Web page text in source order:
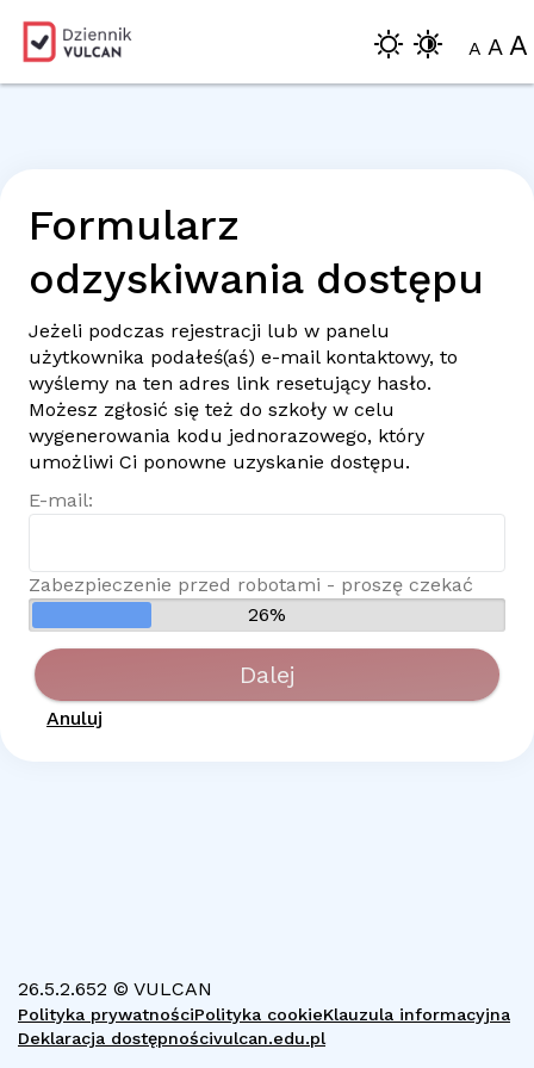
A A A
Formularz
odzyskiwania dostępu
Jeżeli podczas rejestracji lub w panelu
użytkownika podałeś(aś) e-mailkontaktowy, to
wyślemy na ten adres link resetujący hasło.
Możesz zgłosić się też do szkoły w celu
wygenerowania kodu jednorazowego, który
umożliwi Ci ponowne uzyskanie dostępu.
E-mail:
Zabezpieczenie przed robotami - proszę czekać
26%
Dalej
Anuluj
26.5.2.652 © VULCAN
Polityka prywatnościPolityka cookieKlauzula informacyjna
Deklaracja dostępnościvulcan.edu.pl